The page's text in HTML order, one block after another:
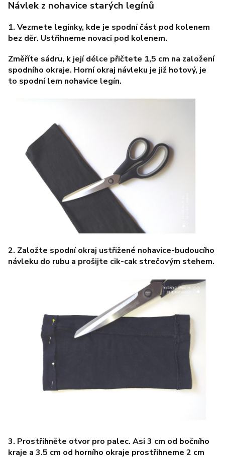
Návlek z nohavice starých legínů
1. Vezmete legínky, kde je spodní část pod kolenem
bez děr. Ustřihneme novaci pod kolenem.
Změříte sádru, k její délce přičtete 1,5 cm na založení
spodního okraje. Horní okraj návleku je již hotový, je
to spodní lem nohavice legín.
2. Založte spodní okraj ustřižené nohavice-budoucího
návleku do rubu a prošijte cik-cak strečovým stehem.
3. Prostřihněte otvor pro palec. Asi 3 cm od bočního
kraje a 3.5 cm od horního okraje prostřihneme 2 cm